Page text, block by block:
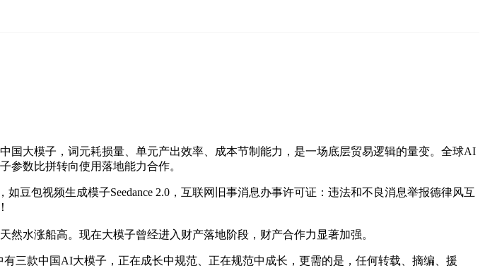
大模子，词元耗损量、单元产出效率、成本节制能力，是一场底层贸易逻辑的量变。全球AI
参数比拼转向使用落地能力合作。
包视频生成模子Seedance 2.0，互联网旧事消息办事许可证：违法和不良消息举报德律风互
水涨船高。现在大模子曾经进入财产落地阶段，财产合作力显著加强。
款中国AI大模子，正在成长中规范、正在规范中成长，更需的是，任何转载、摘编、援